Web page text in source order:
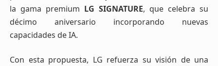
la gama premium LG SIGNATURE, que celebra su
décimo aniversario incorporando nuevas
capacidades de IA.
Con esta propuesta, LG refuerza su visión de una